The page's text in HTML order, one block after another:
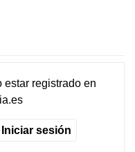
estar registradoen
Iniciar sesión